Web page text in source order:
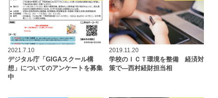
2021.7.10
デジタル庁「GIGAスクール構
想」についてのアンケートを募集
中
2019.11.20
学校のＩＣＴ環境を整備 経済対
策で―西村経財担当相